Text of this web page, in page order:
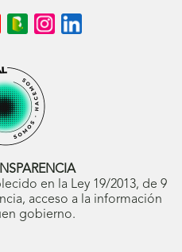
Síguenos
en
Blog
ONCE
(se
abrirá
en
ventana
Síguenos
en
abrirá
en
ventana
nueva)
Síguenos
en
en la Ley 19/2013, de 9
acceso a la información
gobierno.